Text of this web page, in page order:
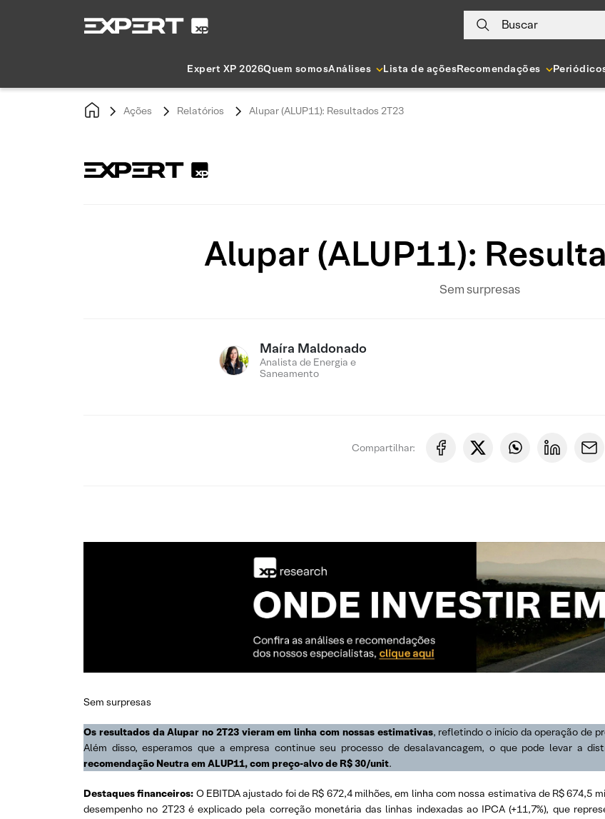
Buscar
Expert XP 2026Quem somosAnálises Lista de açõesRecomendações
Ações Relatórios Alupar (ALUP11): Resultados 2T23
Alupar (ALUP11):
Sem surpresas
Maíra Maldonado
Analista de Energia e
Saneamento
Compartilhar:
Sem surpresas
Os resultados da Alupar no 2T23 vieram em linha com nossas estimativas, refletindo o início da operação de
Além disso, esperamos que a empresa continue seu processo de desalavancagem, o que pode levar a
recomendação Neutra em ALUP11, com preço-alvo de R$ 30/unit.
Destaques financeiros: O EBITDA ajustado foi de R$ 672,4 milhões, em linha com nossa estimativa de R$ 674,5
desempenho no 2T23 é explicado pela correção monetária das linhas indexadas ao IPCA (+11,7%), que